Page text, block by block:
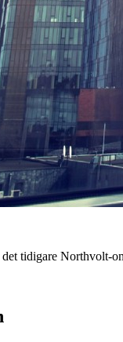
tidigare Northvolt-